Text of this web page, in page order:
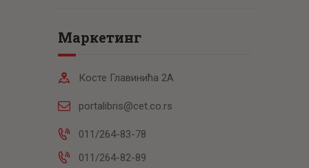
Маркетинг
Косте Главинића 2А
portalibris@cet.co.rs
011/264-83-78
011/264-82-89